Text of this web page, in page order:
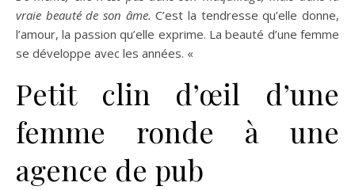
vraie beauté de son âme. C’est la tendresse qu’elle donne,
l’amour, la passion qu’elle exprime. La beauté d’une femme
se développe avec les années. «
Petit clin d’œil d’une
femme ronde à une
agence de pub